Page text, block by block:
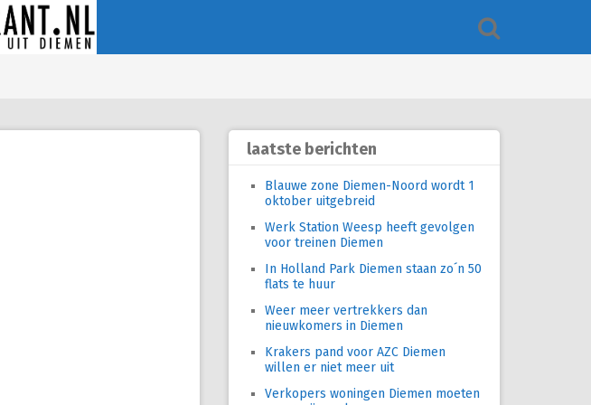
laatste berichten
Blauwe zone Diemen-Noord wordt 1
oktober uitgebreid
Werk Station Weesp heeft gevolgen
voor treinen Diemen
In Holland Park Diemen staan zo´n 50
flats te huur
Weer meer vertrekkers dan
nieuwkomers in Diemen
Krakers pand voor AZC Diemen
willen er niet meer uit
Verkopers woningen Diemen moeten